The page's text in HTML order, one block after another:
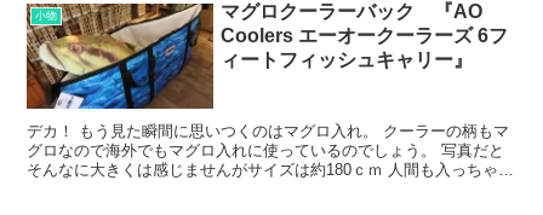
小物
マグロクーラーバック 『AO
Coolers エーオークーラーズ 6フ
ィートフィッシュキャリー』
デカ！ もう見た瞬間に思いつくのはマグロ入れ。 クーラーの柄もマ
グロなので海外でもマグロ入れに使っているのでしょう。 写真だと
そんなに大きくは感じませんがサイズは約180ｃｍ 人間も入っちゃう